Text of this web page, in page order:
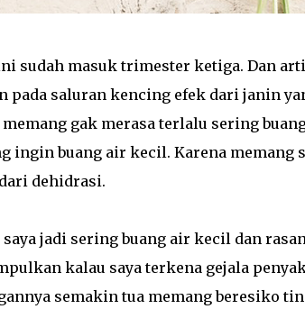
sudah masuk trimester ketiga. Dan
pada saluran kencing efek dari janin
gak merasa terlalu sering
ingin buang air kecil. Karena memang
dehidrasi.
jadi sering buang air kecil dan
kalau saya terkena gejala
semakin tua memang beresiko